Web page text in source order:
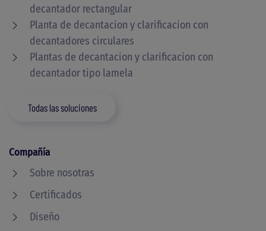
decantador rectangular
Planta de decantacion y clarificacion con
decantadores circulares
Plantas de decantacion y clarificacion con
decantador tipo lamela
Todas las soluciones
Compañía
Sobre nosotras
Certificados
Diseño